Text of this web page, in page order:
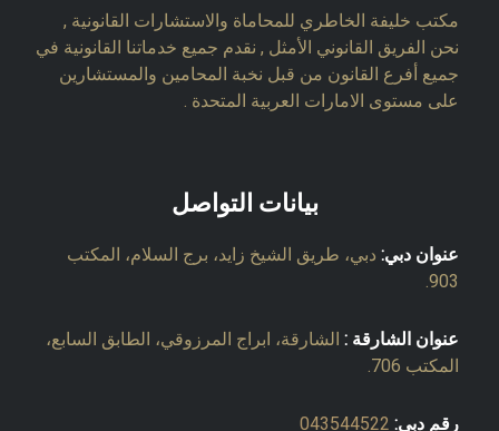
مكتب خليفة الخاطري للمحاماة والاستشارات القانونية ,
نحن الفريق القانوني الأمثل , نقدم جميع خدماتنا القانونية في
جميع أفرع القانون من قبل نخبة المحامين والمستشارين
على مستوى الامارات العربية المتحدة .
بيانات التواصل
عنوان دبي: دبي، طريق الشيخ زايد، برج السلام، المكتب
903.
عنوان الشارقة : الشارقة، ابراج المرزوقي، الطابق السابع،
المكتب 706.
رقم دبي: 043544522